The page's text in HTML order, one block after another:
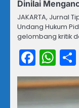
Dinilai
JAKARTA, Jurnal
Undang Hukum
gelombang kritik